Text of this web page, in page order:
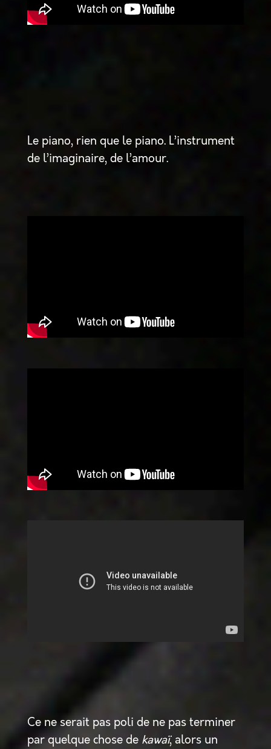
Le piano, rien que le piano. L’instrument
de l’imaginaire, de l’amour.
Ce ne serait pas poli de ne pas terminer
par quelque chose de kawaï, alors un